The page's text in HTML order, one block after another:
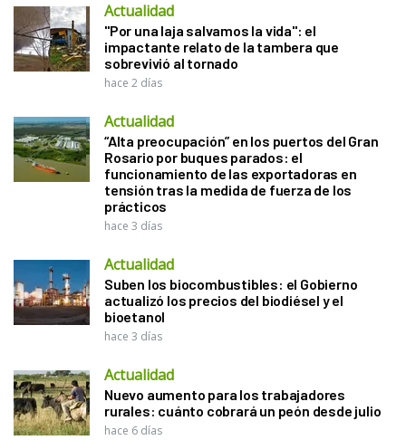
Actualidad
"Por una laja salvamos la vida": el
impactante relato de la tambera que
sobrevivió al tornado
hace 2 días
Actualidad
“Alta preocupación” en los puertos del Gran
Rosario por buques parados: el
funcionamiento de las exportadoras en
tensión tras la medida de fuerza de los
prácticos
hace 3 días
Actualidad
Suben los biocombustibles: el Gobierno
actualizó los precios del biodiésel y el
bioetanol
hace 3 días
Actualidad
Nuevo aumento para los trabajadores
rurales: cuánto cobrará un peón desde julio
hace 6 días